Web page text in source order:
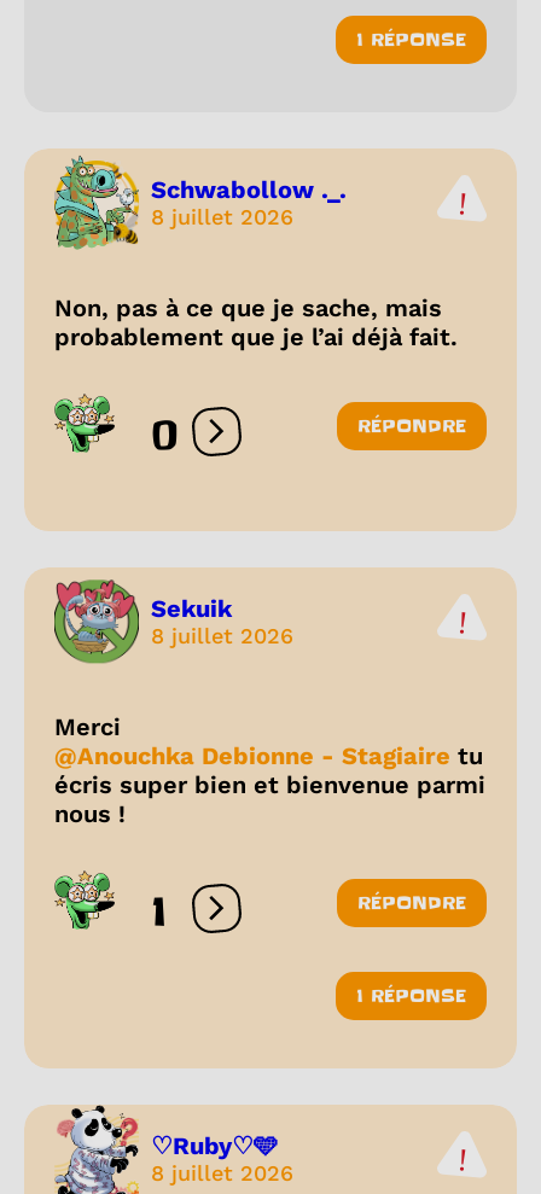
1 RÉPONSE
Schwabollow ._.
8 juillet 2026
Non, pas à ce que je sache, mais
probablement que je l’ai déjà fait.
0 Ouvrir les réactions
RÉPONDRE
Sekuik
8 juillet 2026
Merci
@Anouchka Debionne - Stagiaire tu
écris super bien et bienvenue parmi
nous !
1 Ouvrir les réactions
RÉPONDRE
1 RÉPONSE
♡Ruby♡🩵
8 juillet 2026